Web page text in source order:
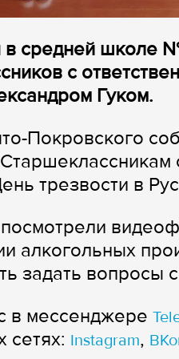
в средней школе
с
Гуком.
Покровского
трезвости в
алкогольных
задать вопросы
в мессенджере
сетях: Instagram,